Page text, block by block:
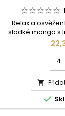
Relax a
sladké mango s
harmonie ruku
nealko pivem.
nealkoholického
manga a
slazený cukrem.
vitaminů.
barviva.
kusů
&

